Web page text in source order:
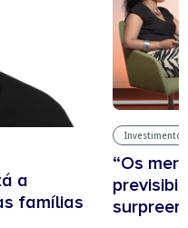
a
famílias
Investimentos
“Os